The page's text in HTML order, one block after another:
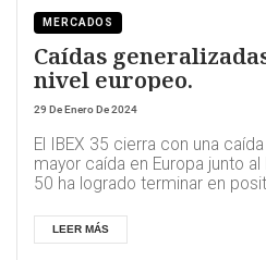
MERCADOS
Caídas
nivel europeo.
29 De Enero De 2024
El IBEX 35 cierra con una
mayor caída en Europa junto al
50 ha logrado terminar en
LEER MÁS